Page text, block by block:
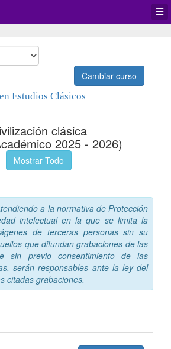
Cambiar curso
Estudios Clásicos
clásica
2025 - 2026)
Mostrar Todo
a la normativa de Protección
intelectual en la que se limita la
de terceras personas sin su
que difundan grabaciones de las
sin previo consentimiento de las
serán responsables ante la ley del
citadas grabaciones.